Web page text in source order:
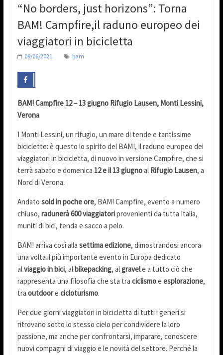
“No borders, just horizons”: Torna
BAM! Campfire,il raduno europeo dei
viaggiatori in bicicletta
09/06/2021 bam
BAM! Campfire 12 – 13 giugno Rifugio Lausen, Monti Lessini,
Verona
I Monti Lessini, un rifugio, un mare di tende e tantissime
biciclette: è questo lo spirito del BAM!, il raduno europeo dei
viaggiatori in bicicletta, di nuovo in versione Campfire, che si
terrà sabato e domenica 12 e il 13 giugnoal Rifugio Lausen, a
Nord di Verona.
Andato sold in poche ore, BAM! Campfire, evento a numero
chiuso, radunerà 600 viaggiatoriprovenienti da tutta Italia,
muniti di bici, tenda e sacco a pelo.
BAM! arriva così alla settima edizione, dimostrandosi ancora
una volta il più importante evento in Europa dedicato
alviaggio in bici, al bikepacking, algravele a tutto ciò che
rappresenta una filosofia che sta tra ciclismoe esplorazione,
tra outdoore cicloturismo.
Per due giorni viaggiatori in bicicletta di tutti i generi si
ritrovano sotto lo stesso cielo per condividere la loro
passione, ma anche per confrontarsi, imparare, conoscere
nuovi compagni di viaggio e le novità del settore. Perché la